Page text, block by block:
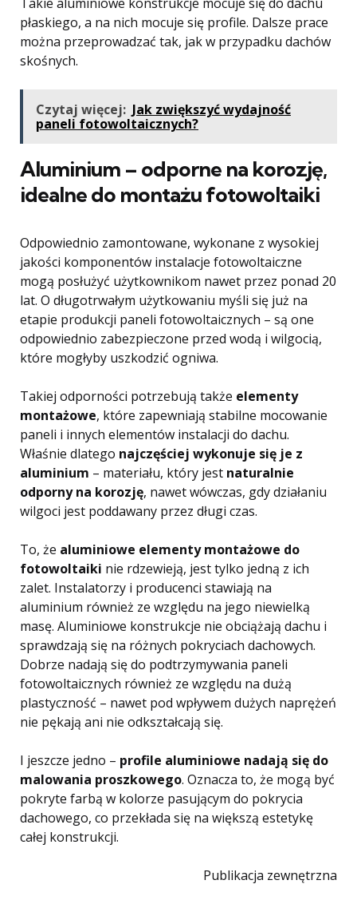
płaskiego, a na nich mocuje się profile. Dalsze prace
można przeprowadzać tak, jak w przypadku dachów
skośnych.
Czytaj więcej: Jak zwiększyć wydajność
paneli fotowoltaicznych?
Aluminium – odporne na korozję,
idealne do montażu fotowoltaiki
Odpowiednio zamontowane, wykonane z wysokiej
jakości komponentów instalacje fotowoltaiczne
mogą posłużyć użytkownikom nawet przez ponad 20
lat. O długotrwałym użytkowaniu myśli się już na
etapie produkcji paneli fotowoltaicznych – są one
odpowiednio zabezpieczone przed wodą i wilgocią,
które mogłyby uszkodzić ogniwa.
Takiej odporności potrzebują także elementy
montażowe, które zapewniają stabilne mocowanie
paneli i innych elementów instalacji do dachu.
Właśnie dlatego najczęściej wykonuje się je z
aluminium – materiału, który jest naturalnie
odporny na korozję, nawet wówczas, gdy działaniu
wilgoci jest poddawany przez długi czas.
To, że aluminiowe elementy montażowe do
fotowoltaiki nie rdzewieją, jest tylko jedną z ich
zalet. Instalatorzy i producenci stawiają na
aluminium również ze względu na jego niewielką
masę. Aluminiowe konstrukcje nie obciążają dachu i
sprawdzają się na różnych pokryciach dachowych.
Dobrze nadają się do podtrzymywania paneli
fotowoltaicznych również ze względu na dużą
plastyczność – nawet pod wpływem dużych naprężeń
nie pękają ani nie odkształcają się.
I jeszcze jedno – profile aluminiowe nadają się do
malowania proszkowego. Oznacza to, że mogą być
pokryte farbą w kolorze pasującym do pokrycia
dachowego, co przekłada się na większą estetykę
całej konstrukcji.
Publikacja zewnętrzna